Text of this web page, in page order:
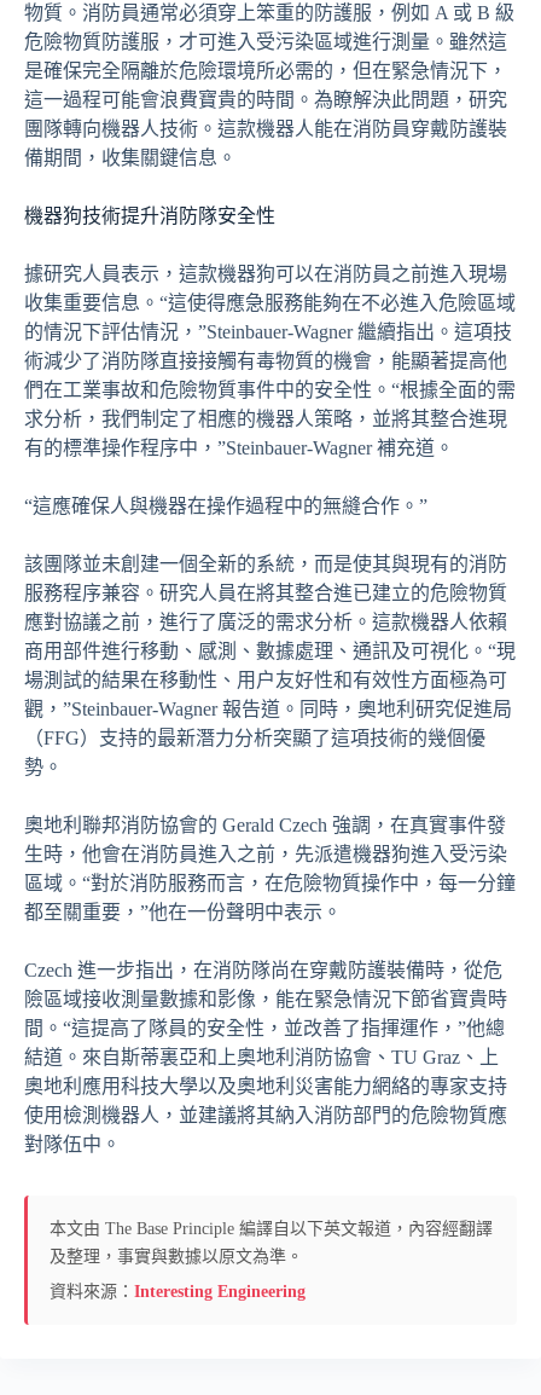
物質。消防員通常必須穿上笨重的防護服，例如 A 或 B 級
危險物質防護服，才可進入受污染區域進行測量。雖然這
是確保完全隔離於危險環境所必需的，但在緊急情況下，
這一過程可能會浪費寶貴的時間。為瞭解決此問題，研究
團隊轉向機器人技術。這款機器人能在消防員穿戴防護裝
備期間，收集關鍵信息。
機器狗技術提升消防隊安全性
據研究人員表示，這款機器狗可以在消防員之前進入現場
收集重要信息。“這使得應急服務能夠在不必進入危險區域
的情況下評估情況，”Steinbauer-Wagner 繼續指出。這項技
術減少了消防隊直接接觸有毒物質的機會，能顯著提高他
們在工業事故和危險物質事件中的安全性。“根據全面的需
求分析，我們制定了相應的機器人策略，並將其整合進現
有的標準操作程序中，”Steinbauer-Wagner 補充道。
“這應確保人與機器在操作過程中的無縫合作。”
該團隊並未創建一個全新的系統，而是使其與現有的消防
服務程序兼容。研究人員在將其整合進已建立的危險物質
應對協議之前，進行了廣泛的需求分析。這款機器人依賴
商用部件進行移動、感測、數據處理、通訊及可視化。“現
場測試的結果在移動性、用户友好性和有效性方面極為可
觀，”Steinbauer-Wagner 報告道。同時，奧地利研究促進局
（FFG）支持的最新潛力分析突顯了這項技術的幾個優
勢。
奧地利聯邦消防協會的 Gerald Czech 強調，在真實事件發
生時，他會在消防員進入之前，先派遣機器狗進入受污染
區域。“對於消防服務而言，在危險物質操作中，每一分鐘
都至關重要，”他在一份聲明中表示。
Czech 進一步指出，在消防隊尚在穿戴防護裝備時，從危
險區域接收測量數據和影像，能在緊急情況下節省寶貴時
間。“這提高了隊員的安全性，並改善了指揮運作，”他總
結道。來自斯蒂裏亞和上奧地利消防協會、TU Graz、上
奧地利應用科技大學以及奧地利災害能力網絡的專家支持
使用檢測機器人，並建議將其納入消防部門的危險物質應
對隊伍中。
本文由 The Base Principle 編譯自以下英文報道，內容經翻譯
及整理，事實與數據以原文為準。
資料來源： Interesting Engineering